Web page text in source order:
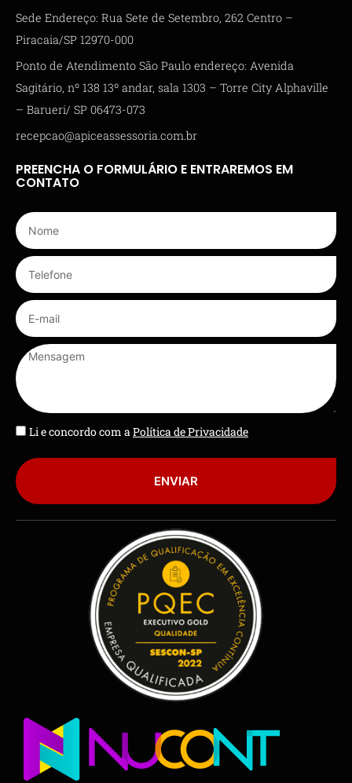
Sede Endereço: Rua Sete de Setembro, 262 Centro –
Piracaia/SP 12970-000
Ponto de Atendimento São Paulo endereço: Avenida
Sagitário, nº 138 13º andar, sala 1303 – Torre City Alphaville
– Barueri/ SP 06473-073
recepcao@apiceassessoria.com.br
PREENCHA O FORMULÁRIO E ENTRAREMOS EM
CONTATO
Li e concordo com aPolítica de Privacidade
ENVIAR